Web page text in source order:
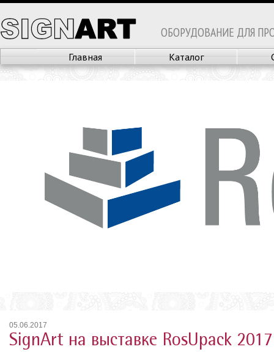
ОБОРУДОВАНИЕ ДЛЯ
Главная Каталог
05.06.2017
SignArt на выставке RosUpack 2017